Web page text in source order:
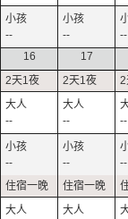
-- -- --
16
--
--
17
--
--
--
--